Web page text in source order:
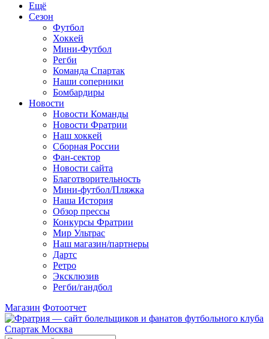
Ещё
Сезон
Футбол
Хоккей
Мини-Футбол
Регби
Команда Спартак
Наши соперники
Бомбардиры
Новости
Новости Команды
Новости Фратрии
Наш хоккей
Сборная России
Фан-cектор
Новости сайта
Благотворительность
Мини-футбол/Пляжка
Наша История
Обзор прессы
Конкурсы Фратрии
Мир Ультрас
Наш магазин/партнеры
Дартс
Ретро
Эксклюзив
Регби/гандбол
Магазин Фотоотчет